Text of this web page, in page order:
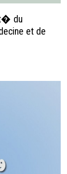
du
et de